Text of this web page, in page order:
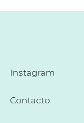
Instagram
Contacto